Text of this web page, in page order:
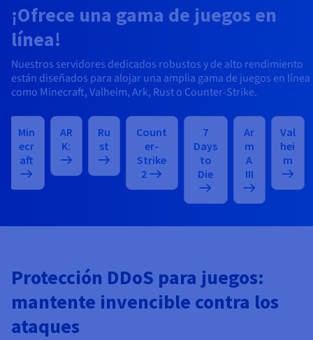
¡Ofrece una gama de juegos en
línea!
Nuestros servidores dedicados robustos y de alto rendimiento
están diseñados para alojar una amplia gama de juegos en línea
como Minecraft, Valheim, Ark, Rust o Counter-Strike.
Min
ecr
aft
AR
K:
Ru
st
Count
er-
Strike
2
7
Days
to
Die
Ar
m
A
III
Val
hei
m
Protección DDoS para juegos:
mantente invencible contra los
ataques